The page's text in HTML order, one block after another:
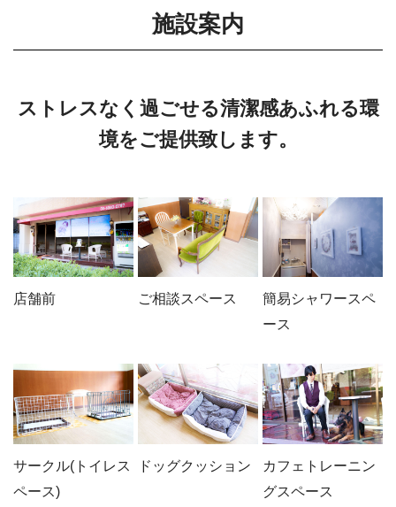
施設案内
ストレスなく過ごせる清潔感あふれる環
境をご提供致します。
店舗前 ご相談スペース
簡易シャワースペ
ース
サークル(トイレス
ペース)
ドッグクッション
カフェトレーニン
グスペース